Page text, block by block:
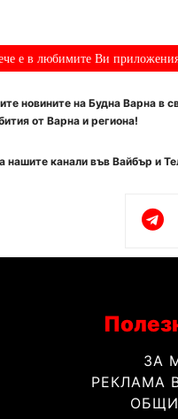
е в любимите Ви
новините на Будна Варна в
от Варна и региона!
нашите канали във Вайбър и
ЗА
РЕКЛАМА